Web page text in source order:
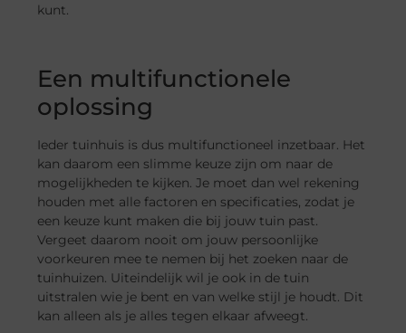
kunt.
Een multifunctionele
oplossing
Ieder tuinhuis is dus multifunctioneel inzetbaar. Het
kan daarom een slimme keuze zijn om naar de
mogelijkheden te kijken. Je moet dan wel rekening
houden met alle factoren en specificaties, zodat je
een keuze kunt maken die bij jouw tuin past.
Vergeet daarom nooit om jouw persoonlijke
voorkeuren mee te nemen bij het zoeken naar de
tuinhuizen. Uiteindelijk wil je ook in de tuin
uitstralen wie je bent en van welke stijl je houdt. Dit
kan alleen als je alles tegen elkaar afweegt.